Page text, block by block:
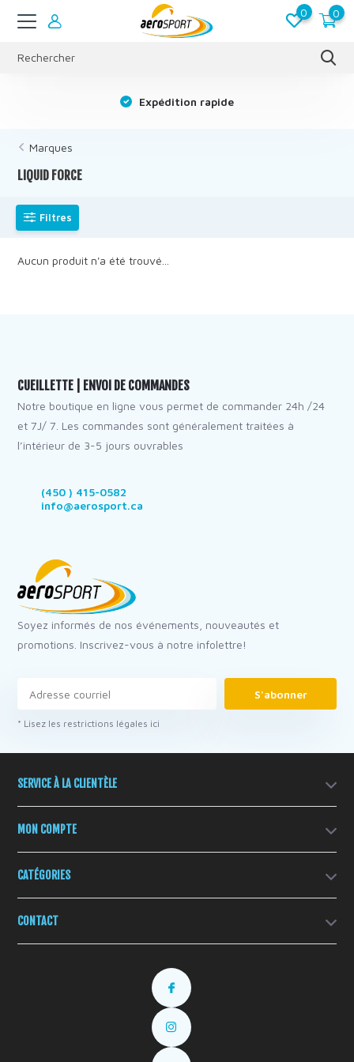
0 0
Expédition rapide
Marques
LIQUID FORCE
Filtres
Aucun produit n'a été trouvé...
CUEILLETTE | ENVOI DE COMMANDES
Notre boutique en ligne vous permet de commander 24h /24
et 7J/ 7. Les commandes sont généralement traitées à
l’intérieur de 3-5 jours ouvrables
(450 ) 415-0582
info@aerosport.ca
Soyez informés de nos événements, nouveautés et
promotions. Inscrivez-vous à notre infolettre!
S'abonner
* Lisez les restrictions légales ici
SERVICE À LA CLIENTÈLE
MON COMPTE
CATÉGORIES
CONTACT